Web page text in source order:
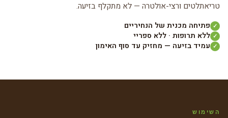
טריאתלטים ורצי-אולטרה — לא מתקלף בזיעה.
✓ פתיחה מכנית של הנחיריים
✓ ללא תרופות · ללא ספריי
✓ עמיד בזיעה — מחזיק עד סוף האימון
השימוש